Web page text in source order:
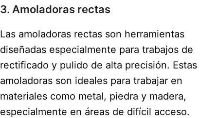
3. Amoladoras rectas
Las amoladoras rectas son herramientas
diseñadas especialmente para trabajos de
rectificado y pulido de alta precisión. Estas
amoladoras son ideales para trabajar en
materiales como metal, piedra y madera,
especialmente en áreas de difícil acceso.